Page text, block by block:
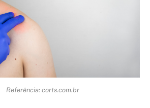
Referência: corts.com.br